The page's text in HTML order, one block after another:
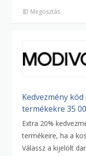
Megosztás
Kedvezmény
termékekre 35
Extra 20%
termékeire, ha a
Válassz a kijelölt